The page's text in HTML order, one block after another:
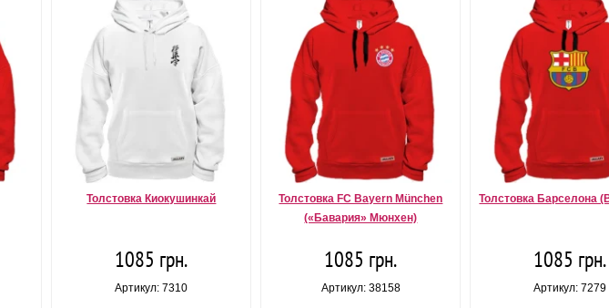
Толстовка Киокушинкай
1085 грн.
Артикул: 7310
Толстовка FC Bayern München
(«Бавария» Мюнхен)
1085 грн.
Артикул: 38158
Толстовка Барселона
1085 грн.
Артикул: 7279